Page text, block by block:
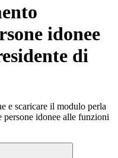
idonee
di
e scaricare il modulo perla
idonee alle funzioni